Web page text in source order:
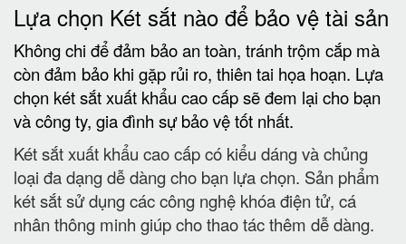
Lựa chọn Két sắt nào để bảo vệ tài sản
Không chi để đảm bảo an toàn, tránh trộm cắp mà
còn đảm bảo khi gặp rủi ro, thiên tai họa hoạn. Lựa
chọn két sắt xuất khẩu cao cấp sẽ đem lại cho bạn
và công ty, gia đình sự bảo vệ tốt nhất.
Két sắt xuất khẩu cao cấp có kiểu dáng và chủng
loại đa dạng dễ dàng cho bạn lựa chọn. Sản phẩm
két sắt sử dụng các công nghệ khóa điện tử, cá
nhân thông minh giúp cho thao tác thêm dễ dàng.